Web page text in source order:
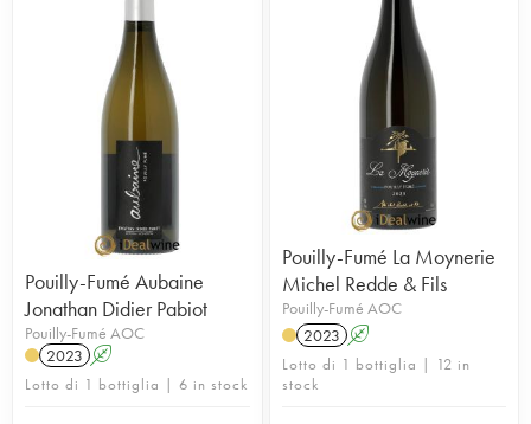
Pouilly-Fumé Aubaine
Jonathan Didier Pabiot
Pouilly-Fumé AOC
2023 A
Lotto di 1 bottiglia | 6 in stock
Pouilly-Fumé La Moynerie
Michel Redde & Fils
Pouilly-Fumé AOC
2023 A
Lotto di 1 bottiglia | 12 in
stock